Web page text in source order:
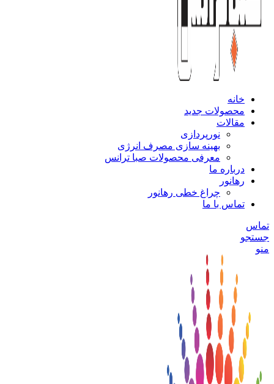
خانه
محصولات جدید
مقالات
نورپردازی
بهینه سازی مصرف انرژی
معرفی محصولات صبا ترانس
درباره ما
رهانور
چراغ خطی رهانور
تماس با ما
تماس
جستجو
منو